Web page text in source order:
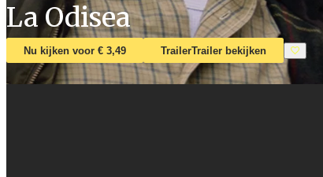
La Odisea
Nu kijken voor € 3,49 TrailerTrailer bekijken